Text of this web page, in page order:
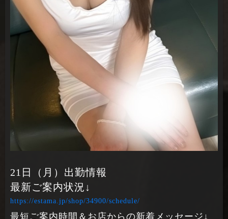
21日（月）出勤情報
最新ご案内状況↓
https://estama.jp/shop/34900/schedule/
最短ご案内時間＆お店からの新着メッセージ↓